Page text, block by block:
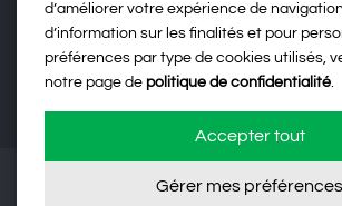
Politique de confidentialité
2026 | Développement web par
d’améliorer votre expérience de
d’information sur les finalités et pour
préférences par type de cookies utilisés,
notre page de politique de confidentialité.
Accepter tout
Gérer mes préférences